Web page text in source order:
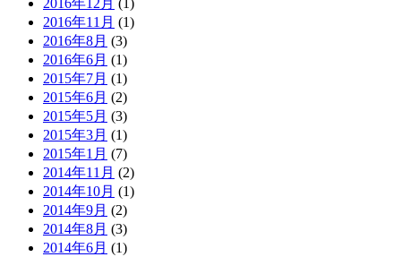
2016年12月 (1)
2016年11月 (1)
2016年8月 (3)
2016年6月 (1)
2015年7月 (1)
2015年6月 (2)
2015年5月 (3)
2015年3月 (1)
2015年1月 (7)
2014年11月 (2)
2014年10月 (1)
2014年9月 (2)
2014年8月 (3)
2014年6月 (1)